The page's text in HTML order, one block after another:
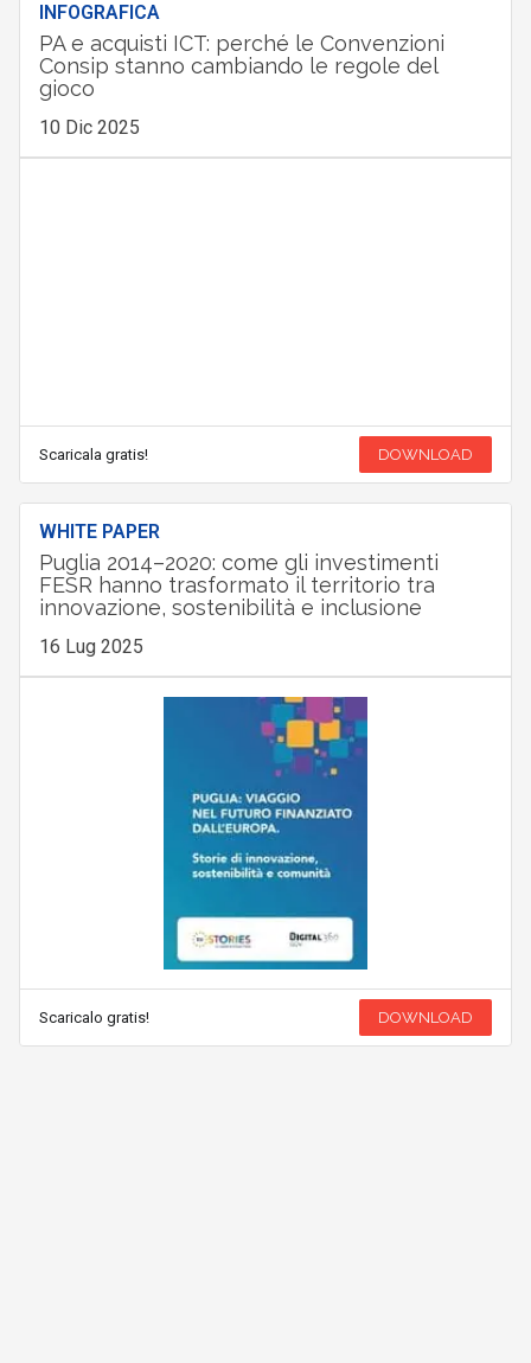
INFOGRAFICA
PA e acquisti ICT: perché le Convenzioni
Consip stanno cambiando le regole del
gioco
10 Dic 2025
Scaricala gratis! DOWNLOAD
WHITE PAPER
Puglia 2014–2020: come gli investimenti
FESR hanno trasformato il territorio tra
innovazione, sostenibilità e inclusione
16 Lug 2025
Scaricalo gratis! DOWNLOAD